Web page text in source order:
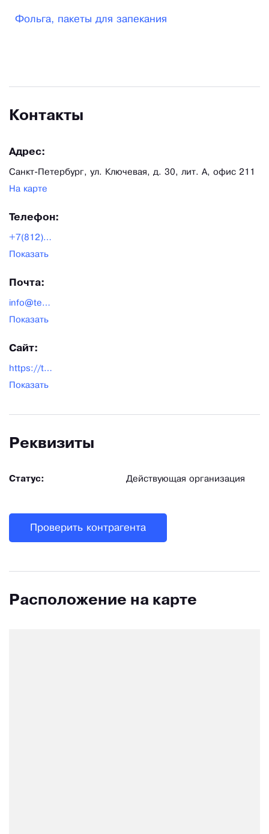
Фольга, пакеты для запекания
Контакты
Адрес:
Санкт-Петербург, ул. Ключевая, д. 30, лит. А, офис 211
На карте
Телефон:
+7(812)2446676
Показать
Почта:
info@techroll.ru
Показать
Сайт:
https://techroll.ru/
Показать
Реквизиты
Статус: Действующая организация
Проверить контрагента
Расположение на карте